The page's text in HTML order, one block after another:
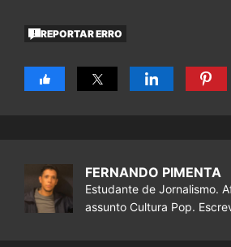
REPORTAR ERRO
FERNANDO PIMENTA
Estudante de Jornalismo.
assunto Cultura Pop.